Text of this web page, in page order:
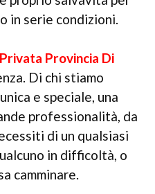
in serie condizioni.
Provincia Di
Di chi stiamo
e speciale, una
professionalità, da
di un qualsiasi
in difficoltà, o
camminare.